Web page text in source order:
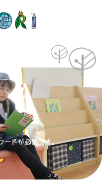
ードが必要です。